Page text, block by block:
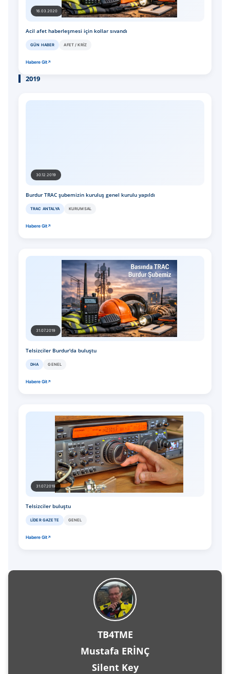
16.03.2020
Acil afet haberleşmesi için kollar sıvandı
GÜN HABER AFET / KRIZ
Habere Git
2019
30.12.2019
Burdur TRAC şubemizin kuruluş genel kurulu yapıldı
TRAC ANTALYA KURUMSAL
Habere Git
31.07.2019
Telsizciler Burdur'da buluştu
DHA GENEL
Habere Git
31.07.2019
Telsizciler buluştu
LIDER GAZETE GENEL
Habere Git
TB4TME
Mustafa ERİNÇ
Silent Key